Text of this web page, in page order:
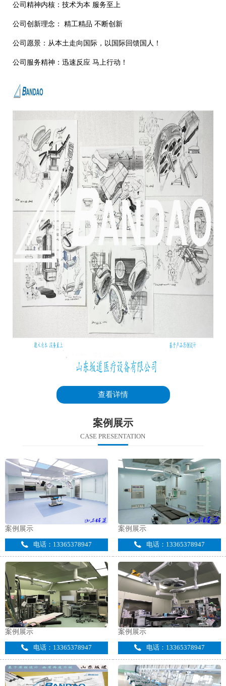
公司精神内核：技术为本 服务至上
公司创新理念： 精工精品 不断创新
公司愿景：从本土走向国际，以国际回馈国人！
公司服务精神：迅速反应 马上行动！
查看详情
案例展示
CASE PRESENTATION
案例展示
电话：13365378947
案例展示
电话：13365378947
案例展示
电话：13365378947
案例展示
电话：13365378947